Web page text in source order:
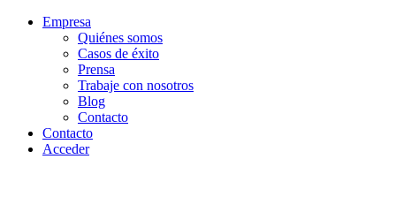
Empresa
Quiénes somos
Casos de éxito
Prensa
Trabaje con nosotros
Blog
Contacto
Contacto
Acceder